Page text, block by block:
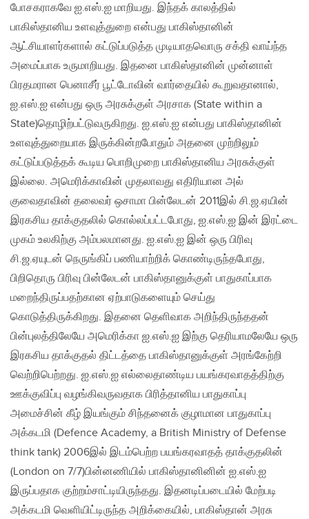
போசகராகவே ஐ.எஸ்.ஐ மாறியது. இந்தக் காலத்தில்
பாகிஸ்தானிய உளவுத்துறை என்பது பாகிஸ்தானின்
ஆட்சியாளர்களால் கட்டுப்படுத்த முடியாதவொரு சக்தி வாய்ந்த
அமைப்பாக உருமாறியது. இதனை பாகிஸ்தானின் முன்னாள்
பிரதமரான பெனாசீர் பூட்டோவின் வார்தையில் கூறுவதானால்,
ஐ.எஸ்.ஐ என்பது ஒரு அரசுக்குள் அரசாக (State within a
State)தொழிற்பட்டுவருகிறது. ஐ.எஸ்.ஐ என்பது பாகிஸ்தானின்
உளவுத்துறையாக இருக்கின்றபோதும் அதனை முற்றிலும்
கட்டுப்படுத்தக் கூடிய பொறிமுறை பாகிஸ்தானிய அரசுக்குள்
இல்லை. அமெரிக்காவின் முதலாவது எதிரியான அல்
குவைதாவின் தலைவர் ஒசாமா பின்லேடன் 2011இல் சி.ஜ.ஏயின்
இரகசிய தாக்குதலில் கொல்லப்பட்டபோது, ஐ.எஸ்.ஐ இன் இரட்டை
முகம் உலகிற்கு அம்பலமானது. ஐ.எஸ்.ஐ இன் ஒரு பிரிவு
சி.ஜ.ஏயுடன் நெருங்கிப் பணியாற்றிக் கொண்டிருந்தபோது,
பிறிதொரு பிரிவு பின்லேடன் பாகிஸ்தானுக்குள் பாதுகாப்பாக
மறைந்திருப்பதற்கான ஏற்பாடுகளையும் செய்து
கொடுத்திருக்கிறது. இதனை தெளிவாக அறிந்திருந்ததன்
பின்புலத்திலேயே அமெரிக்கா ஐ.எஸ்.ஐ இற்கு தெரியாமலேயே ஒரு
இரகசிய தாக்குதல் திட்டத்தை பாகிஸ்தானுக்குள் அரங்கேற்றி
வெற்றிபெற்றது. ஐ.எஸ்.ஐ எல்லைதாண்டிய பயங்கரவாதத்திற்கு
ஊக்குவிப்பு வழங்கிவருவதாக பிரித்தானிய பாதுகாப்பு
அமைச்சின் கீழ் இயங்கும் சிந்தனைக் குழாமான பாதுகாப்பு
அக்கடமி (Defence Academy, a British Ministry of Defense
think tank) 2006இல் இடம்பெற்ற பயங்கரவாதத் தாக்குதலின்
(London on 7/7)பின்னணியில் பாகிஸ்தானினின் ஐ.எஸ்.ஐ
இருப்பதாக குற்றம்சாட்டியிருந்தது. இதனடிப்படையில் மேற்படி
அக்கடமி வெளியிட்டிருந்த அறிக்கையில், பாகிஸ்தான் அரசு